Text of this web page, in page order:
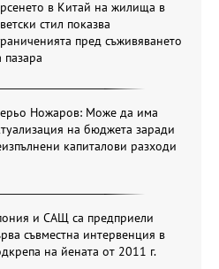
в Китай на жилища в
стил показва
пред съживяването
пазара
Ножаров: Може да има
на бюджета заради
капиталови разходи
и САЩ са предприели
съвместна интервенция в
на йената от 2011 г.